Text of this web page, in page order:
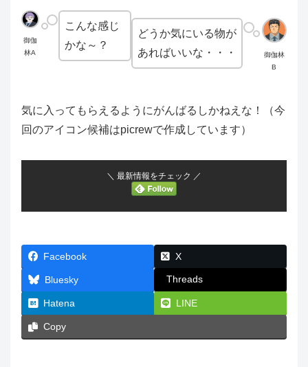
御伽
林A
こんな感じ
かな～？
御伽林
B
どうか気にいる物が
あればいいな・・・
気に入ってもらえるようにがんばるしかねえな！（今
回のアイコン候補はpicrewで作成しています）
＼ 最新情報をチェック ／
Facebook X
Bluesky Threads
Hatena LINE
Copy